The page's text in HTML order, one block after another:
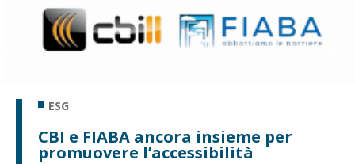
ESG
CBI e FIABA ancora insieme per
promuovere l’accessibilità